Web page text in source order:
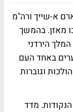
א-שייך ורה"מ
מאזן. בהמשך
הירדני
באחד העם
וגוברות
מדד ת"א 25 מטפס 0.43% לרמת 647.23 הנקודות. מדד